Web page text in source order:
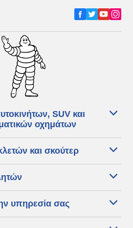
SUV και
οχημάτων
και σκούτερ
υπηρεσία σας